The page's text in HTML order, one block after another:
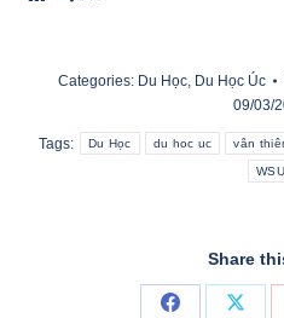
Categories: Du Học, Du Học Úc
09/03/
Tags: Du Học du hoc uc vân
WSU
Share